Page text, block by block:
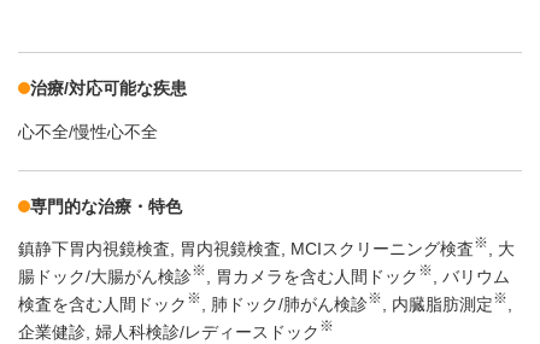
治療/対応可能な疾患
心不全/慢性心不全
専門的な治療・特色
鎮静下胃内視鏡検査 胃内視鏡検査 MCIスクリーニング検査※
大
腸ドック/大腸がん検診※ 胃カメラを含む人間ドック ※
バリウム
検査を含む人間ドック ※ 肺ドック/肺がん検診※ 内臓脂肪測定※
企業健診 婦人科検診/レディースドック ※